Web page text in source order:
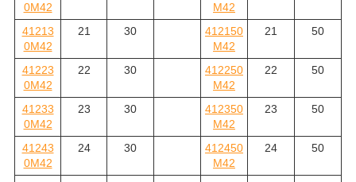
0M42
M42
41213
0M42
21 30
412150
M42
21 50
41223
0M42
22 30
412250
M42
22 50
41233
0M42
23 30
412350
M42
23 50
41243
0M42
24 30
412450
M42
24 50